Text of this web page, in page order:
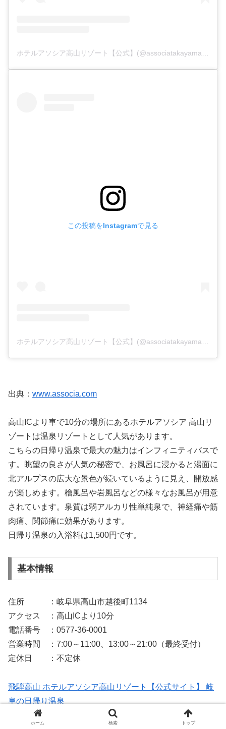
この投稿をInstagramで見る
出典： www.associa.com
高山ICより車で10分の場所にあるホテルアソシア 高山リ
ゾートは温泉リゾートとして人気があります。
こちらの日帰り温泉で最大の魅力はインフィニティバスで
す。眺望の良さが人気の秘密で、お風呂に浸かると湯面に
北アルプスの広大な景色が続いているように見え、開放感
が楽しめます。檜風呂や岩風呂などの様々なお風呂が用意
されています。泉質は弱アルカリ性単純泉で、神経痛や筋
肉痛、関節痛に効果があります。
日帰り温泉の入浴料は1,500円です。
基本情報
住所 ：岐阜県高山市越後町1134
アクセス ：高山ICより10分
電話番号 ：0577-36-0001
営業時間 ：7:00～11:00、13:00～21:00（最終受付）
定休日 ：不定休
飛騨高山 ホテルアソシア高山リゾート【公式サイト】 岐
阜の日帰り温泉
ホテルアソシア高山リゾートは飛騨高山の自然を間近に感
ホーム 検索 トップ